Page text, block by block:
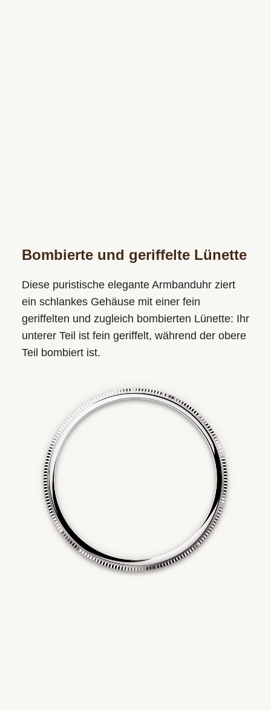
Bombierte und geriffelte Lünette
Diese puristische elegante Armbanduhr ziert
ein schlankes Gehäuse mit einer fein
geriffelten und zugleich bombierten Lünette: Ihr
unterer Teil ist fein geriffelt, während der obere
Teil bombiert ist.